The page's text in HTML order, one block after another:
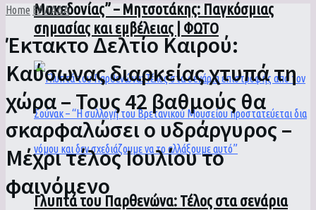
Μακεδονίας” – Μητσοτάκης: Παγκόσμιας
σημασίας και εμβέλειας | ΦΩΤΟ
Γλυπτά του Παρθενώνα: Τέλος στα σενάρια
Home ΕΛΛΑΔΑ
Έκτακτο Δελτίο Καιρού:
Καύσωνας διαρκείας χτυπά τη
χώρα – Τους 42 βαθμούς θα
σκαρφαλώσει ο υδράργυρος –
Μέχρι τέλος Ιουλίου το
φαινόμενο